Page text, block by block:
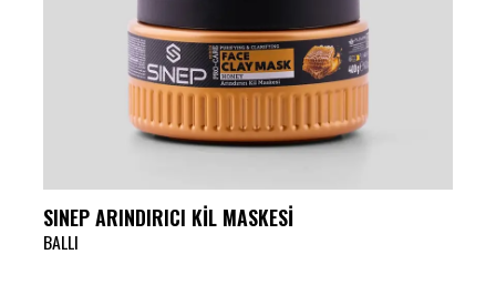
SINEP ARINDIRICI KİL MASKESİ
BALLI